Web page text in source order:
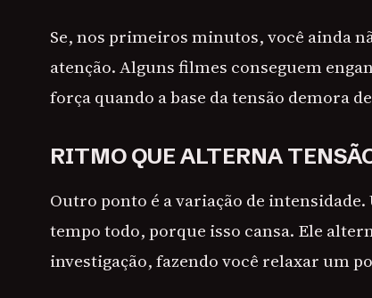
Se, nos primeiros minutos, você ainda
atenção. Alguns filmes conseguem
força quando a base da tensão demora
RITMO QUE ALTERNA
Outro ponto é a variação de
tempo todo, porque isso cansa. Ele
investigação, fazendo você relaxar um